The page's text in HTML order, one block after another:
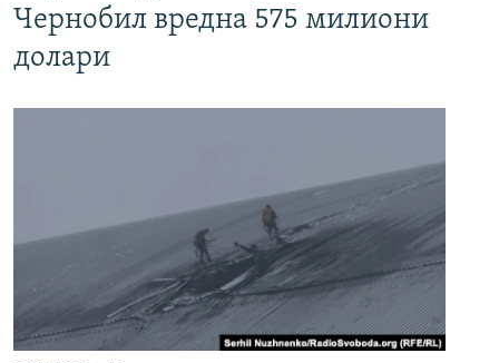
Чернобил вредна 575 милиони
долари